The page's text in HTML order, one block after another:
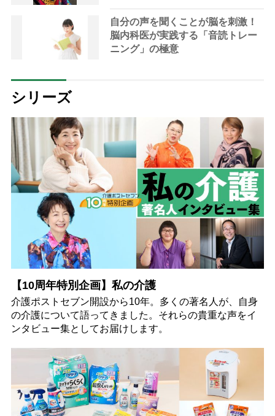
のこと」
自分の声を聞くことが脳を刺激！
脳内科医が実践する「音読トレー
ニング」の極意
シリーズ
【10周年特別企画】私の介護
介護ポストセブン開設から10年。多くの著名人が、自身
の介護について語ってきました。それらの貴重な声をイ
ンタビュー集としてお届けします。